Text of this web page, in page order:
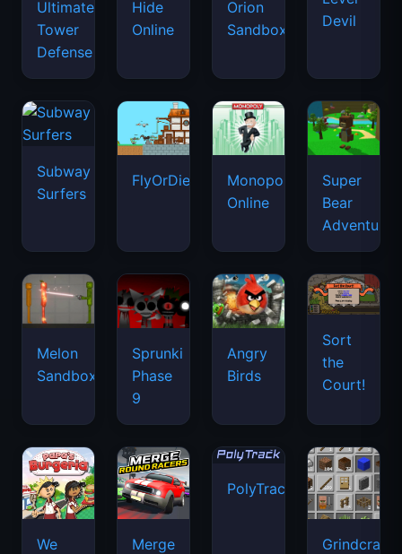
Ultimate
Tower
Defense
Hide
Online
Orion
Sandbox
Devil
Subway
Surfers
FlyOrDie.io
Monopoly
Online
Super
Bear
Adventure
Melon
Sandbox
Sprunki
Phase
9
Angry
Birds
Sort
the
Court!
We
Merge
PolyTrack
Grindcraft